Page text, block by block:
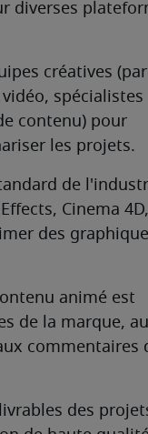
diverses
créatives (par
spécialistes
contenu) pour
les projets.
de
Cinema
des
animé est
de la marque,
commentaires
des